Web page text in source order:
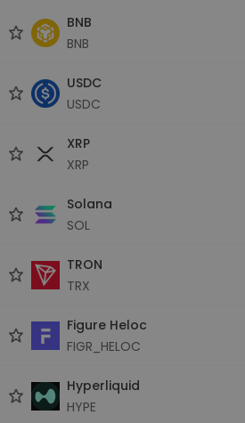
BNB
BNB
USDC
USDC
XRP
XRP
Solana
SOL
TRON
TRX
Figure Heloc
FIGR_HELOC
Hyperliquid
HYPE